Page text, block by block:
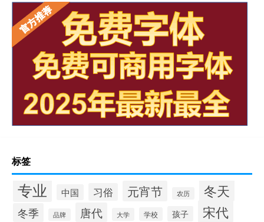
标签
专业 中国 习俗 元宵节 农历 冬天
冬季 品牌 唐代 大学 学校 孩子 宋代